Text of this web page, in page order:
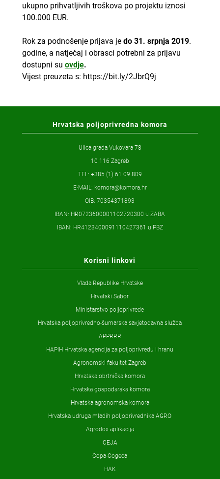
ukupno prihvatljivih troškova po projektu iznosi
100.000 EUR.
Rok za podnošenje prijava je do 31. srpnja 2019.
godine, a natječaj i obrasci potrebni za prijavu
dostupni su ovdje.
Vijest preuzeta s: https://bit.ly/2JbrQ9j
Hrvatska poljoprivredna komora
Ulica grada Vukovara 78
10 116 Zagreb
TEL: +385 (1) 61 09 809
E-MAIL: komora@komora.hr
OIB: 70354371893
IBAN: HR0723600001102720300 u ZABA
IBAN: HR4123400091110427361 u PBZ
Korisni linkovi
Vlada Republike Hrvatske
Hrvatski Sabor
Ministarstvo poljoprivrede
Hrvatska poljoprivredno-šumarska savjetodavna služba
APPRRR
HAPIH Hrvatska agencija za poljoprivredu i hranu
Agronomski fakultet Zagreb
Hrvatska obrtnička komora
Hrvatska gospodarska komora
Hrvatska agronomska komora
Hrvatska udruga mladih poljoprivrednika AGRO
Agrodox aplikacija
CEJA
Copa-Cogeca
HAK